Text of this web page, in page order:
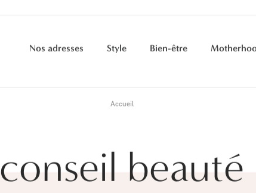
Nos adresses Style Bien-être
Accueil
conseil beauté